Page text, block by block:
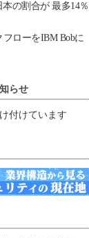
の割合が 最多14％
ローをIBM Bobに
らせ
付けています